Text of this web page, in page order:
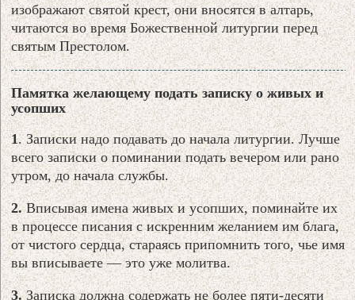
изображают святой крест, они вносятся в алтарь,
читаются во время Божественной литургии перед
святым Престолом.
Памятка желающему подать записку о живых и
усопших
1. Записки надо подавать до начала литургии. Лучше
всего записки о поминании подать вечером или рано
утром, до начала службы.
2.Вписывая имена живых и усопших, поминайте их
в процессе писания с искренним желанием им блага,
от чистого сердца, стараясь припомнить того, чье имя
вы вписываете — это уже молитва.
3.Записка должна содержать не более пяти-десяти